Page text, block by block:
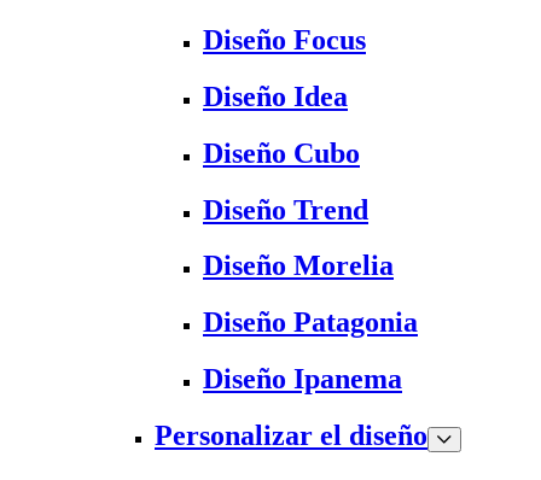
Diseño Focus
Diseño Idea
Diseño Cubo
Diseño Trend
Diseño Morelia
Diseño Patagonia
Diseño Ipanema
Personalizar el diseño